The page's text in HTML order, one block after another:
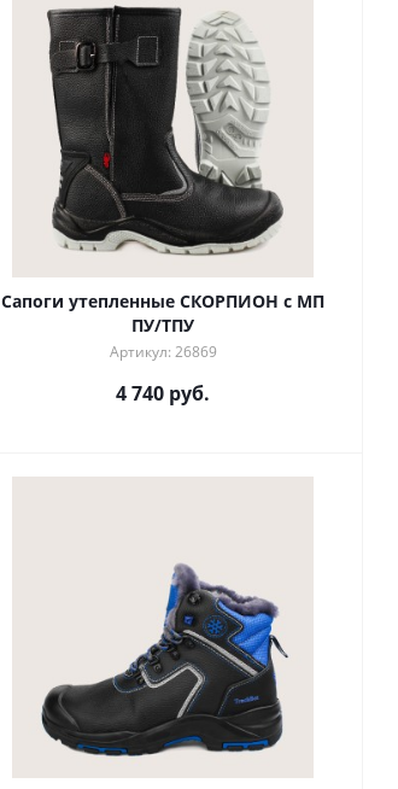
Сапоги утепленные СКОРПИОН с МП
ПУ/ТПУ
Артикул: 26869
4 740 руб.